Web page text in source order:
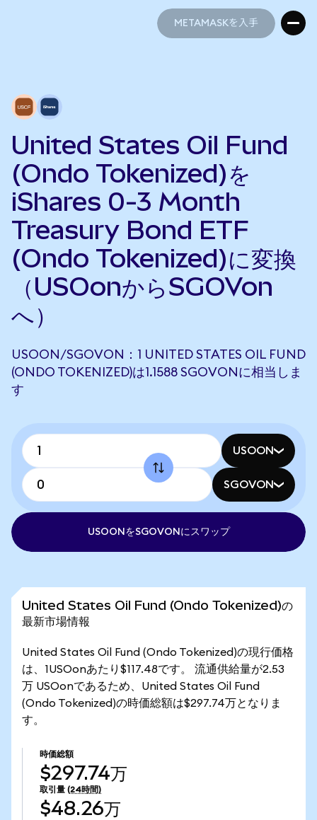
METAMASKを入手
United States Oil Fund
(Ondo Tokenized)を
iShares 0-3 Month
Treasury Bond ETF
(Ondo Tokenized)に変換
（USOonからSGOVon
へ）
USOON/SGOVON：1 UNITED STATES OIL FUND
(ONDO TOKENIZED)は1.1588 SGOVONに相当しま
す
USOON
SGOVON
USOONをSGOVONにスワップ
United States Oil Fund (Ondo Tokenized)の
最新市場情報
United States Oil Fund (Ondo Tokenized)の現行価格
は、1USOonあたり$117.48です。 流通供給量が2.53
万 USOonであるため、United States Oil Fund
(Ondo Tokenized)の時価総額は$297.74万となりま
す。
時価総額
$297.74万
取引量 (24時間)
$48.26万